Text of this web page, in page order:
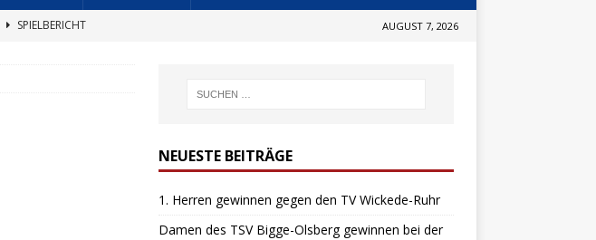
SPIELBERICHT
AUGUST 7, 2026
NEUESTE BEITRÄGE
1. Herren gewinnen gegen den TV Wickede-Ruhr
Damen des TSV Bigge-Olsberg gewinnen bei der